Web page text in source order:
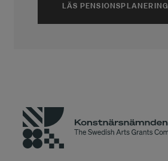
LÄS PENSIONSPLANERING